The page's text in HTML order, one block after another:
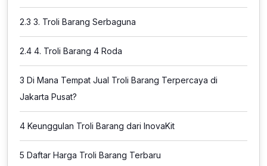
2.3 3. Troli Barang Serbaguna
2.4 4. Troli Barang 4 Roda
3 Di Mana Tempat Jual Troli Barang Terpercaya di
Jakarta Pusat?
4 Keunggulan Troli Barang dari InovaKit
5 Daftar Harga Troli Barang Terbaru